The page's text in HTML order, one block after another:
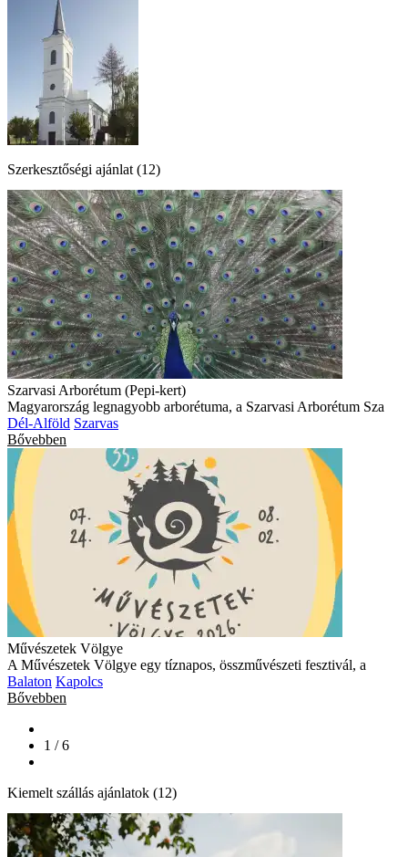
Szerkesztőségi ajánlat (12)
Szarvasi Arborétum (Pepi-kert)
Magyarország legnagyobb arborétuma, a Szarvasi Arborétum Sza
Dél-Alföld Szarvas
Bővebben
Művészetek Völgye
A Művészetek Völgye egy tíznapos, összművészeti fesztivál, a
Balaton Kapolcs
Bővebben
1 / 6
Kiemelt szállás ajánlatok (12)